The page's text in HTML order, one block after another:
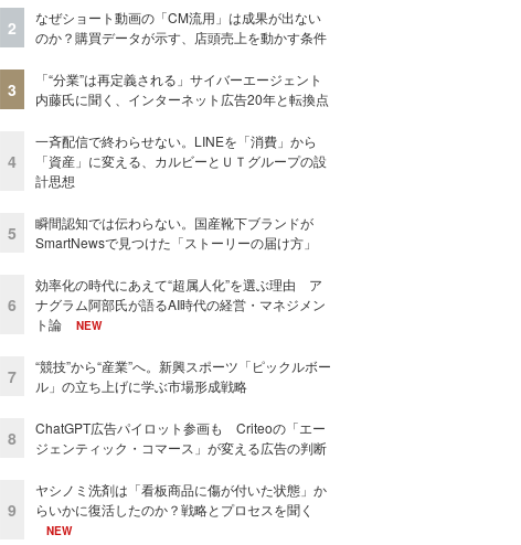
2
なぜショート動画の「CM流用」は成果が出ない
のか？購買データが示す、店頭売上を動かす条件
3
「“分業”は再定義される」サイバーエージェント
内藤氏に聞く、インターネット広告20年と転換点
4
一斉配信で終わらせない。LINEを「消費」から
「資産」に変える、カルビーとＵＴグループの設
計思想
5
瞬間認知では伝わらない。国産靴下ブランドが
SmartNewsで見つけた「ストーリーの届け方」
6
効率化の時代にあえて“超属人化”を選ぶ理由 ア
ナグラム阿部氏が語るAI時代の経営・マネジメン
ト論
NEW
7
“競技”から“産業”へ。新興スポーツ「ピックルボー
ル」の立ち上げに学ぶ市場形成戦略
8
ChatGPT広告パイロット参画も Criteoの「エー
ジェンティック・コマース」が変える広告の判断
9
ヤシノミ洗剤は「看板商品に傷が付いた状態」か
らいかに復活したのか？戦略とプロセスを聞く
NEW